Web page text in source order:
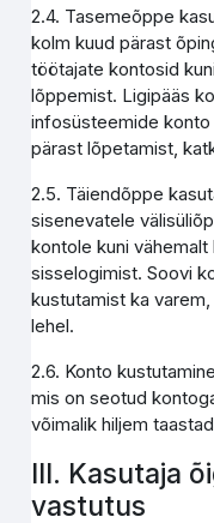
2.4. Tasemeõppe
kolm kuud pärast
töötajate kontosid
lõppemist. Ligipääs
infosüsteemide konto
pärast lõpetamist,
2.5. Täiendõppe
sisenevatele
kontole kuni
sisselogimist. Soovi
kustutamist ka
lehel.
2.6. Konto
mis on seotud
võimalik hiljem
III. Kasutaja
vastutus